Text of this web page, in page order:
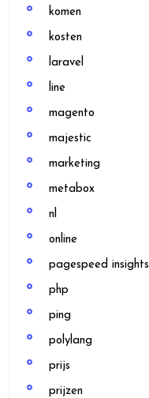
komen
kosten
laravel
line
magento
majestic
marketing
metabox
nl
online
pagespeed insights
php
ping
polylang
prijs
prijzen